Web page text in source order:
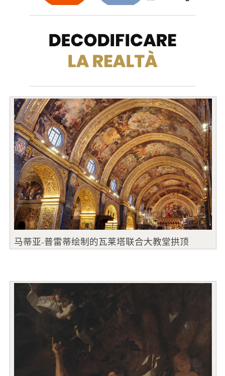
马蒂亚-普雷蒂绘制的瓦莱塔联合大教堂拱顶